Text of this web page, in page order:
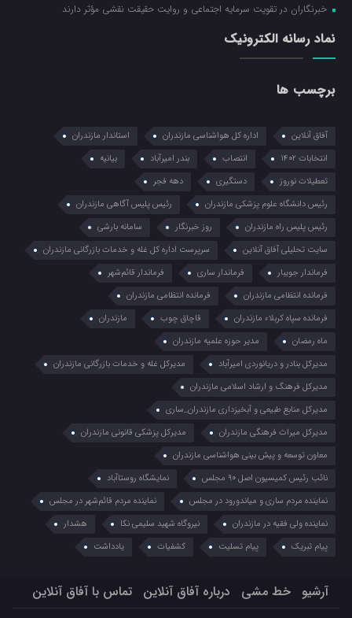
خبرنگاران در تقویت سرمایه اجتماعی و روایت حقیقت نقشی مؤثر دارند
نماد رسانه الکترونیک
برچسب ها
آفاق آنلاین اداره کل هواشناسی مازندران
استاندار مازندران
انتخابات ۱۴۰۲
انتصاب بندر امیرآباد
بیانیه
تعطیلات نوروز
دستگیری
دهه فجر
رئیس دانشگاه علوم پزشکی مازندران
رئیس پلیس آگاهی مازندران
رئیس پلیس راه مازندران
روز خبرنگار
سامانه بارشی
سایت تحلیلی آفاق آنلاین
سرپرست اداره کل غله و خدمات بازرگانی مازندران
فرماندار جویبار
فرماندار ساری
فرماندار قائم‌شهر
فرمانده انتظامي مازندران
فرمانده انتظامی مازندران
فرمانده سپاه کربلاء مازندران
قاچاق چوب
مازندران
ماه رمضان
مدیر حوزه علمیه مازندران
مدیرکل بنادر و دریانوردی امیرآباد
مدیرکل غله و خدمات بازرگانی مازندران
مدیرکل فرهنگ و ارشاد اسلامی مازندران
مدیرکل منابع طبیعی و آبخیزداری مازندران_ساری
مدیرکل میراث فرهنگی مازندران
مدیرکل پزشکی قانونی مازندران
معاون توسعه و پیش بینی هواشناسی مازندران
نائب رئیس کمیسیون اصل ۹۰ مجلس
نمایشگاه روستا‌آباد
نماینده مردم ساری و میاندورود در مجلس
نماینده مردم قائم‌شهر در مجلس
نماینده ولی فقیه در مازندران
نیروگاه شهید سلیمی نکا
هشدار
پیام تبریک
پیام تسلیت کشفیات یادداشت
آرشیو خط مشی درباره آفاق آنلاین تماس با آفاق آنلاین